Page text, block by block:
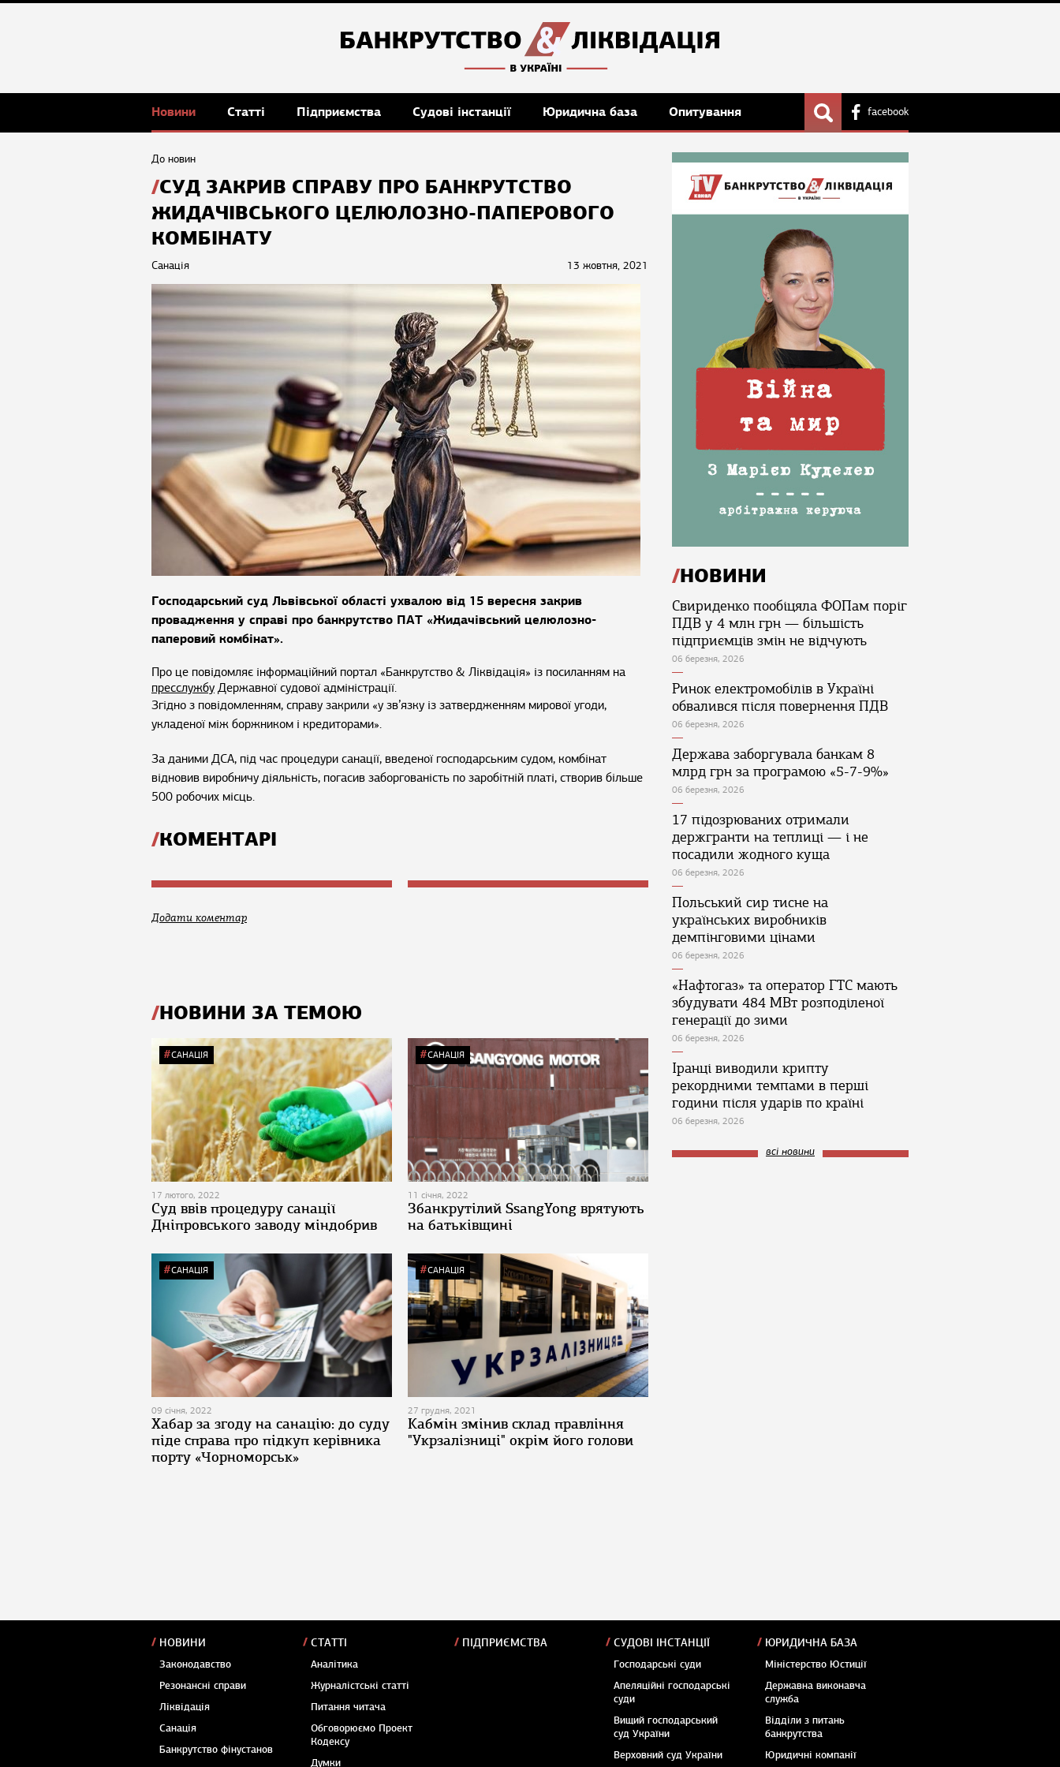
Новини Статті Підприємства Судові інстанції Юридична база Опитування facebook
До новин
СУД ЗАКРИВ СПРАВУ ПРО БАНКРУТСТВО
ЖИДАЧІВСЬКОГО ЦЕЛЮЛОЗНО-ПАПЕРОВОГО
КОМБІНАТУ
13 жовтня, 2021
Санація
Господарський суд Львівської області ухвалою від 15 вересня закрив
провадження у справі про банкрутство ПАТ «Жидачівський целюлозно-
паперовий комбінат».
Про це повідомляє інформаційний портал «Банкрутство & Ліквідація» із посиланням на
пресслужбу Державної судової адміністрації.
Згідно з повідомленням, справу закрили «у зв’язку із затвердженням мирової угоди,
укладеної між боржником і кредиторами».
За даними ДСА, під час процедури санації, введеної господарським судом, комбінат
відновив виробничу діяльність, погасив заборгованість по заробітній платі, створив більше
500 робочих місць.
КОМЕНТАРІ
Додати коментар
НОВИНИ ЗА ТЕМОЮ
САНАЦІЯ
17 лютого, 2022
Суд ввів процедуру санації
Дніпровського заводу міндобрив
САНАЦІЯ
11 січня, 2022
Збанкрутілий SsangYong врятують
на батьківщині
САНАЦІЯ
09 січня, 2022
Хабар за згоду на санацію: до суду
піде справа про підкуп керівника
порту «Чорноморськ»
САНАЦІЯ
27 грудня, 2021
Кабмін змінив склад правління
"Укрзалізниці" окрім його голови
НОВИНИ
Свириденко пообіцяла ФОПам поріг
ПДВ у 4 млн грн — більшість
підприємців змін не відчують
06 березня, 2026
Ринок електромобілів в Україні
обвалився після повернення ПДВ
06 березня, 2026
Держава заборгувала банкам 8
млрд грн за програмою «5-7-9%»
06 березня, 2026
17 підозрюваних отримали
держгранти на теплиці — і не
посадили жодного куща
06 березня, 2026
Польський сир тисне на
українських виробників
демпінговими цінами
06 березня, 2026
«Нафтогаз» та оператор ГТС мають
збудувати 484 МВт розподіленої
генерації до зими
06 березня, 2026
Іранці виводили крипту
рекордними темпами в перші
години після ударів по країні
06 березня, 2026
всі новини
НОВИНИ
Законодавство
Резонансні справи
Ліквідація
Санація
Банкрутство фінустанов
СТАТТІ
Аналітика
Журналістські статті
Питання читача
Обговорюємо Проект
Кодексу
Думки
ПІДПРИЄМСТВА СУДОВІ ІНСТАНЦІЇ
Господарські суди
Апеляційні господарські
суди
Вищий господарський
суд України
Верховний суд України
ЮРИДИЧНА БАЗА
Міністерство Юстиції
Державна виконавча
служба
Відділи з питань
банкрутства
Юридичні компанії